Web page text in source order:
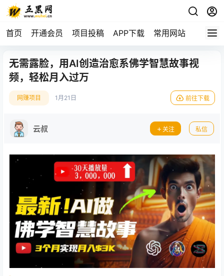
首页 开通会员 项目投稿 APP下载 常用网站
无需露脸，用AI创造治愈系佛学智慧故事视
频，轻松月入过万
网赚项目 1月21日 前往下载
云叔 关注 私信